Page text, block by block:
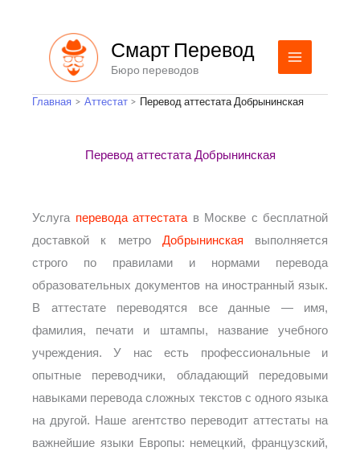
содержимому
Смарт Перевод
Бюро переводов
Главная Аттестат Перевод аттестата Добрынинская
Перевод аттестата Добрынинская
Услуга перевода аттестатав Москве с бесплатной
доставкой к метро Добрынинская выполняется
строго по правилами и нормами перевода
образовательных документов на иностранный язык.
В аттестате переводятся все данные — имя,
фамилия, печати и штампы, название учебного
учреждения. У нас есть профессиональные и
опытные переводчики, обладающий передовыми
навыками перевода сложных текстов с одного языка
на другой. Наше агентство переводит аттестаты на
важнейшие языки Европы: немецкий, французский,